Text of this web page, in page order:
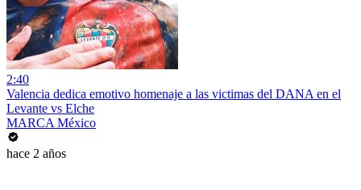
2:40
Valencia dedica emotivo homenaje a las victimas del DANA en el
Levante vs Elche
MARCA México
hace 2 años